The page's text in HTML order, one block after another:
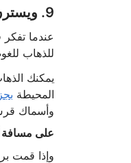
9. ويسترن كيب، جنوب أفريقيا.
عندما
للذهاب
يمكنك
المحيطة
وأسماك
على مسافة
وإذا قمت